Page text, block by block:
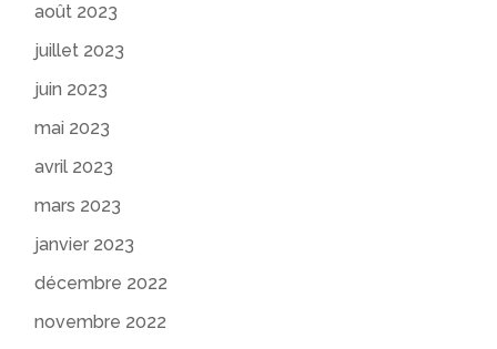
août 2023
juillet 2023
juin 2023
mai 2023
avril 2023
mars 2023
janvier 2023
décembre 2022
novembre 2022